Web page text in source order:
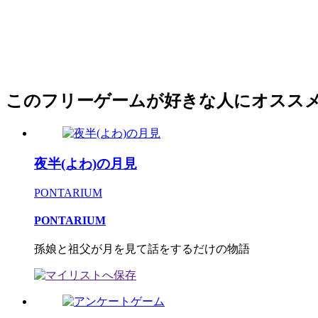
このフリーゲームが好きな人にオスス
夜半(よわ)の月見
PONTARIUM
PONTARIUM
孫娘と祖父が月を見て話をするだけの物語